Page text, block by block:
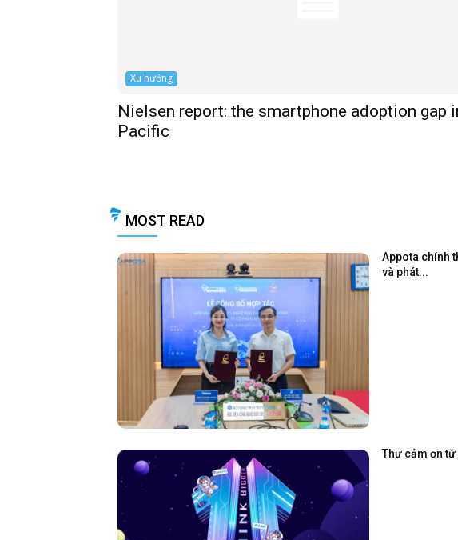
Xu hướng
Nielsen report: the smartphone adoption gap
Pacific
MOST READ
Appota chính
và phát...
Thư cảm ơn